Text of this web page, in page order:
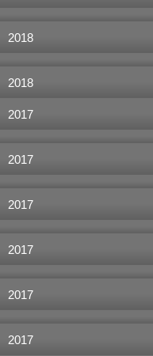
2018
2018
2017
2017
2017
2017
2017
2017